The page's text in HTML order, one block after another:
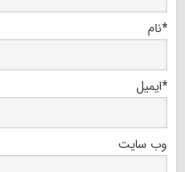
نام*
ایمیل*
وب‌ سایت